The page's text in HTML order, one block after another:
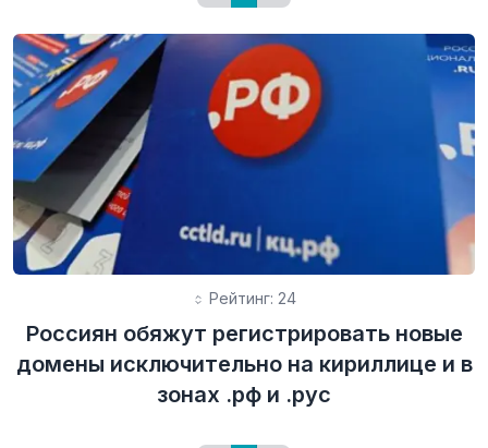
Рейтинг: 24
Россиян обяжут регистрировать новые
домены исключительно на кириллице и в
зонах .рф и .рус